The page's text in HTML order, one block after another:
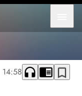
14:58 headphones chrome_reader_mode bookmark_border